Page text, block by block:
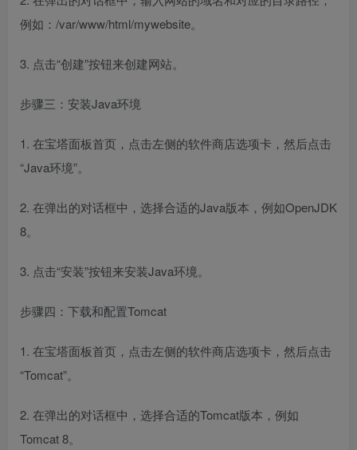
例如：/var/www/html/mywebsite。
3. 点击“创建”按钮来创建网站。
步骤三：安装Java环境
1. 在宝塔面板首页，点击左侧的软件商店选项卡，然后点击
“Java环境”。
2. 在弹出的对话框中，选择合适的Java版本，例如OpenJDK
8。
3. 点击“安装”按钮来安装Java环境。
步骤四：下载和配置Tomcat
1. 在宝塔面板首页，点击左侧的软件商店选项卡，然后点击
“Tomcat”。
2. 在弹出的对话框中，选择合适的Tomcat版本，例如
Tomcat 8。